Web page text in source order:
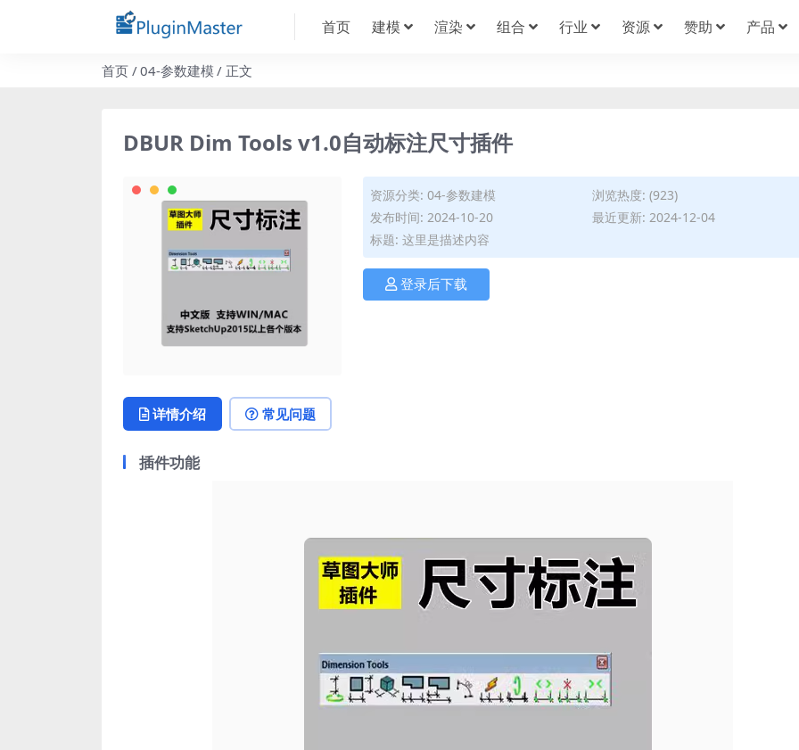
首页 建模 渲染 组合 行业 资源 赞助 产品
首页 04-参数建模 正文
DBUR Dim Tools v1.0自动标注尺寸插件
资源分类: 04-参数建模
浏览热度: (923)
发布时间: 2024-10-20
最近更新: 2024-12-04
标题: 这里是描述内容
登录后下载
详情介绍 常见问题
插件功能